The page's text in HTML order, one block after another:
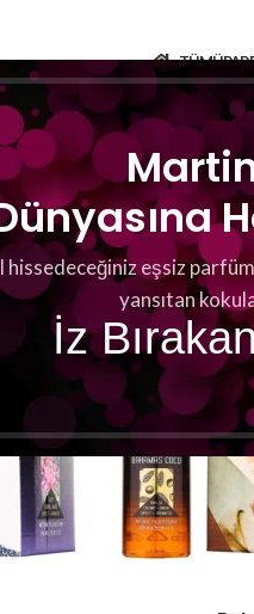
eşsiz parfüm
yansıtan
İz
TÜMÜ
tümü gösteriliyor